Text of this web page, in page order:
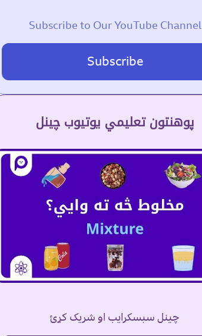
Subscribe to Our YouTube Channel
Subscribe
پوهنتون تعلیمي یوتیوب چینل
چینل سبسکرایب او شریک کړئ